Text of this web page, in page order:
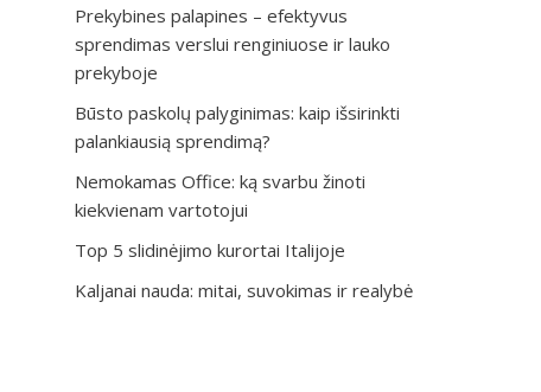
Prekybines palapines – efektyvus
sprendimas verslui renginiuose ir lauko
prekyboje
Būsto paskolų palyginimas: kaip išsirinkti
palankiausią sprendimą?
Nemokamas Office: ką svarbu žinoti
kiekvienam vartotojui
Top 5 slidinėjimo kurortai Italijoje
Kaljanai nauda: mitai, suvokimas ir realybė